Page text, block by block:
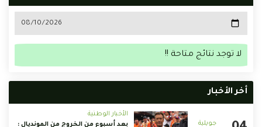
لا توجد نتائج متاحة !!
أخر الأخبار
الأخبار الوطنية
بعد أسبوع من الخروج من المونديال :